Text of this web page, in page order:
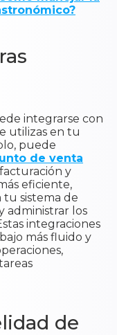
integrarse con
utilizas en tu
puede
de venta
y
eficiente,
sistema de
administrar los
integraciones
más fluido y
de